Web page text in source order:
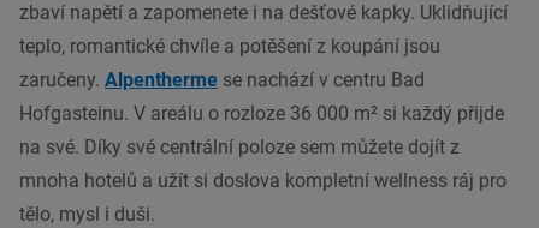
zbaví napětí a zapomenete i na dešťové kapky. Uklidňující
teplo, romantické chvíle a potěšení z koupání jsou
zaručeny. Alpentherme se nachází v centru Bad
Hofgasteinu. V areálu o rozloze 36 000 m² si každý přijde
na své. Díky své centrální poloze sem můžete dojít z
mnoha hotelů a užít si doslova kompletní wellness ráj pro
tělo, mysl i duši.